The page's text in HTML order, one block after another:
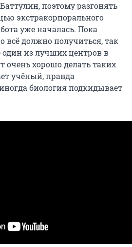
поэтому разгонять
экстракорпорального
уже началась. Пока
всё должно получиться, так
один из лучших центров в
очень хорошо делать таких
учёный, правда
биология подкидывает